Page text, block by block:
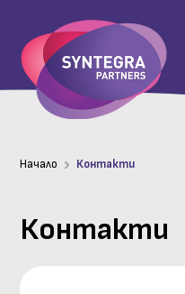
Начало Контакти
Контакти